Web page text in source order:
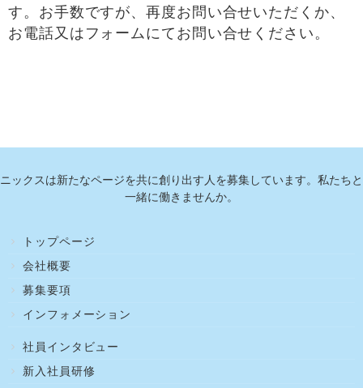
す。お手数ですが、再度お問い合せいただくか、
お電話又はフォームにてお問い合せください。
ニックスは新たなページを共に創り出す人を募集しています。私たちと
一緒に働きませんか。
トップページ
会社概要
募集要項
インフォメーション
社員インタビュー
新入社員研修